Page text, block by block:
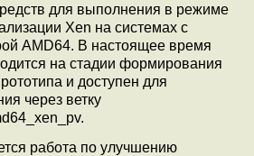
для выполнения в режиме
Xen на системах с
AMD64. В настоящее время
на стадии формирования
и доступен для
через ветку
работа по улучшению